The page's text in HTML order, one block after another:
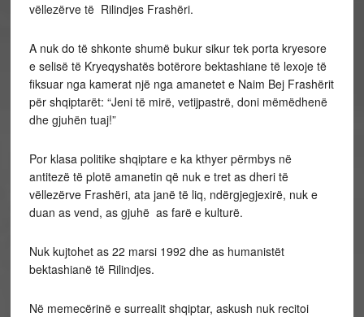
vëllezërve të Rilindjes Frashëri.
A nuk do të shkonte shumë bukur sikur tek porta kryesore
e selisë të Kryeqyshatës botërore bektashiane të lexoje të
fiksuar nga kamerat një nga amanetet e Naim Bej Frashërit
për shqiptarët: “Jeni të mirë, vetijpastrë, doni mëmëdhenë
dhe gjuhën tuaj!”
Por klasa politike shqiptare e ka kthyer përmbys në
antitezë të plotë amanetin që nuk e tret as dheri të
vëllezërve Frashëri, ata janë të liq, ndërgjegjexirë, nuk e
duan as vend, as gjuhë as farë e kulturë.
Nuk kujtohet as 22 marsi 1992 dhe as humanistët
bektashianë të Rilindjes.
Në memecërinë e surrealit shqiptar, askush nuk recitoi